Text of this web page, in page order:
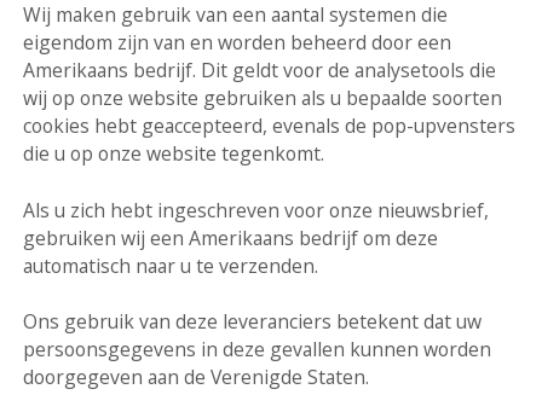
Wij maken gebruik van een aantal systemen die
eigendom zijn van en worden beheerd door een
Amerikaans bedrijf. Dit geldt voor de analysetools die
wij op onze website gebruiken als u bepaalde soorten
cookies hebt geaccepteerd, evenals de pop-upvensters
die u op onze website tegenkomt.
Als u zich hebt ingeschreven voor onze nieuwsbrief,
gebruiken wij een Amerikaans bedrijf om deze
automatisch naar u te verzenden.
Ons gebruik van deze leveranciers betekent dat uw
persoonsgegevens in deze gevallen kunnen worden
doorgegeven aan de Verenigde Staten.